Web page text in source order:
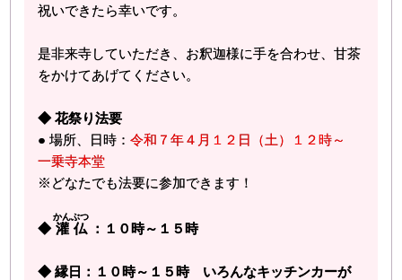
祝いできたら幸いです。
是非来寺していただき、お釈迦様に手を合わせ、甘茶
をかけてあげてください。
◆ 花祭り法要
● 場所、日時：令和７年４月１２日（土）１２時～
一乗寺本堂
※どなたでも法要に参加できます！
◆ 灌仏
かんぶつ
：１０時～１５時
◆ 縁日：１０時～１５時 いろんなキッチンカーが